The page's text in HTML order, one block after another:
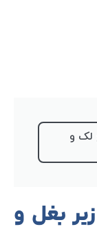
لک و
بغل و